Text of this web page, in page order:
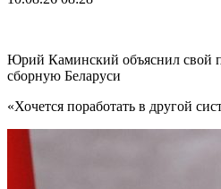
Юрий Каминский объяснил свой
сборную Беларуси
«Хочется поработать в другой